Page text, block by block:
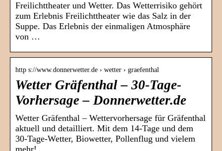
Freilichttheater und Wetter. Das Wetterrisiko gehört
zum Erlebnis Freilichttheater wie das Salz in der
Suppe. Das Erlebnis der einmaligen Atmosphäre
von …
http s://www.donnerwetter.de › wetter › graefenthal
Wetter Gräfenthal – 30-Tage-
Vorhersage – Donnerwetter.de
Wetter Gräfenthal – Wettervorhersage für Gräfenthal
aktuell und detailliert. Mit dem 14-Tage und dem
30-Tage-Wetter, Biowetter, Pollenflug und vielem